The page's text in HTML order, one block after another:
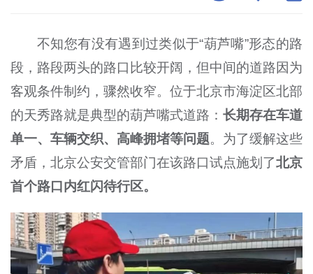
不知您有没有遇到过类似于“葫芦嘴”形态的路
段，路段两头的路口比较开阔，但中间的道路因为
客观条件制约，骤然收窄。位于北京市海淀区北部
的天秀路就是典型的葫芦嘴式道路：长期存在车道
单一、车辆交织、高峰拥堵等问题。为了缓解这些
矛盾，北京公安交管部门在该路口试点施划了北京
首个路口内红闪待行区。